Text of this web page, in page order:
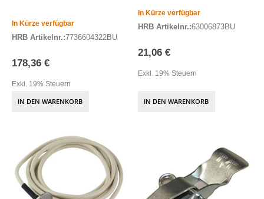
In Kürze verfügbar
HRB Artikelnr.:7736604322BU
178,36 €
Exkl. 19% Steuern
IN DEN WARENKORB
In Kürze verfügbar
HRB Artikelnr.:63006873BU
21,06 €
Exkl. 19% Steuern
IN DEN WARENKORB